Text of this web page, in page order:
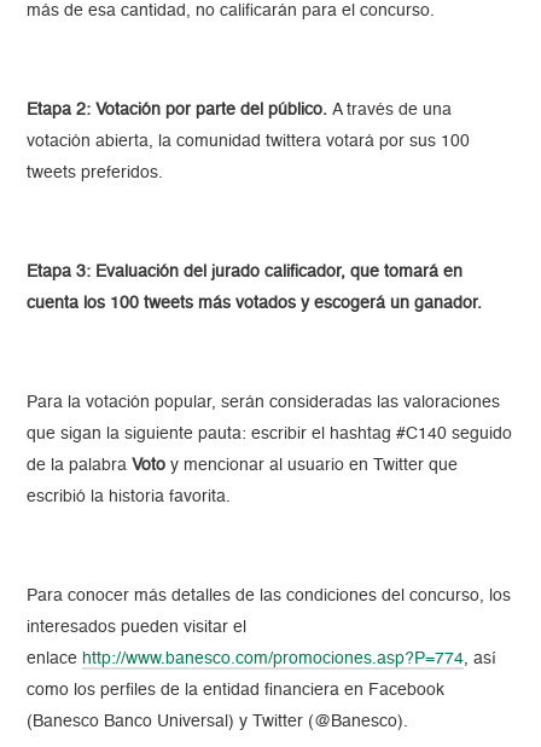
más de esa cantidad, no calificarán para el concurso.
Etapa 2: Votación por parte del público. A través de una
votación abierta, la comunidad twittera votará por sus 100
tweets preferidos.
Etapa 3: Evaluación del jurado calificador, que tomará en
cuenta los 100 tweets más votados y escogerá un ganador.
Para la votación popular, serán consideradas las valoraciones
que sigan la siguiente pauta: escribir el hashtag #C140 seguido
de la palabraVoto y mencionar al usuario en Twitter que
escribió la historia favorita.
Para conocer más detalles de las condiciones del concurso, los
interesados pueden visitar el
enlace http://www.banesco.com/promociones.asp?P=774 , así
como los perfiles de la entidad financiera en Facebook
(Banesco Banco Universal) y Twitter (@Banesco).